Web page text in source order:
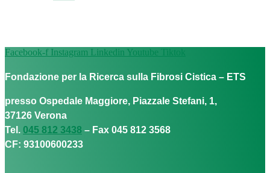
Facebook-f Instagram Linkedin Youtube Tiktok
Fondazione per la Ricerca sulla Fibrosi Cistica – ETS
presso Ospedale Maggiore, Piazzale Stefani, 1,
37126 Verona
Tel. 045 812 3438 – Fax 045 812 3568
CF: 93100600233